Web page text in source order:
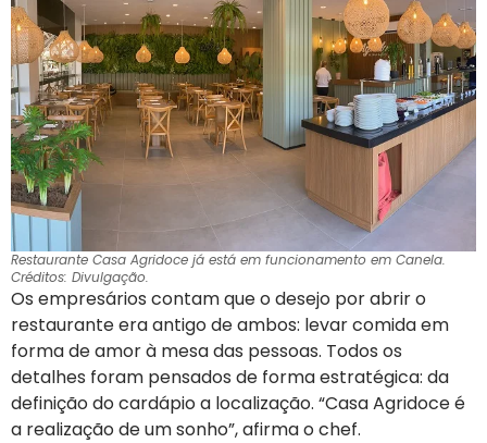
Restaurante Casa Agridoce já está em funcionamento em Canela.
Créditos: Divulgação.
Os empresários contam que o desejo por abrir o
restaurante era antigo de ambos: levar comida em
forma de amor à mesa das pessoas. Todos os
detalhes foram pensados de forma estratégica: da
definição do cardápio a localização. “Casa Agridoce é
a realização de um sonho”, afirma o chef.